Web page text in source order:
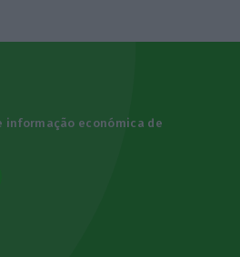
económica de